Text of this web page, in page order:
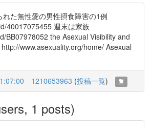
た無性愛の男性摂食障害の1例
40017075455 週末は家族
BB07978052 the Asexual Visibility and
www.asexuality.org/home/ Asexual
1210653963 (投稿一覧)
1 posts)